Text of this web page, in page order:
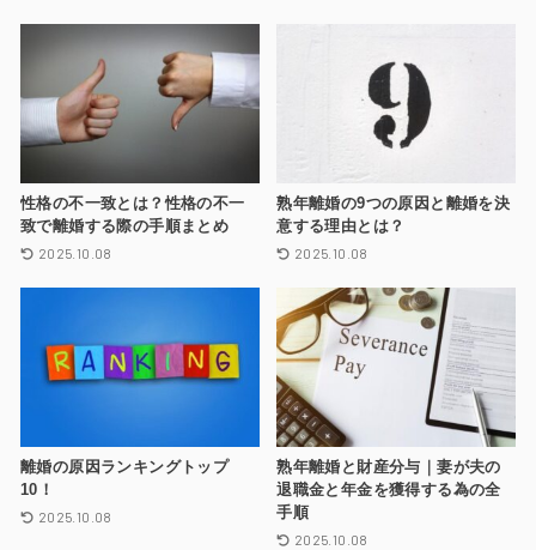
性格の不一致とは？性格の不一
致で離婚する際の手順まとめ
2025.10.08
熟年離婚の9つの原因と離婚を決
意する理由とは？
2025.10.08
離婚の原因ランキングトップ
10！
2025.10.08
熟年離婚と財産分与｜妻が夫の
退職金と年金を獲得する為の全
手順
2025.10.08